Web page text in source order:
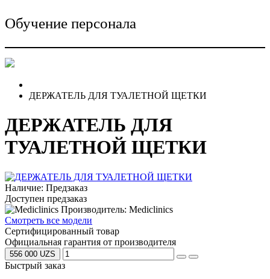
Обучение персонала
ДЕРЖАТЕЛЬ ДЛЯ ТУАЛЕТНОЙ ЩЕТКИ
ДЕРЖАТЕЛЬ ДЛЯ
ТУАЛЕТНОЙ ЩЕТКИ
Наличие: Предзаказ
Доступен предзаказ
Производитель: Mediclinics
Смотреть все модели
Сертифицированный товар
Официальная гарантия от производителя
556 000 UZS
Быстрый заказ